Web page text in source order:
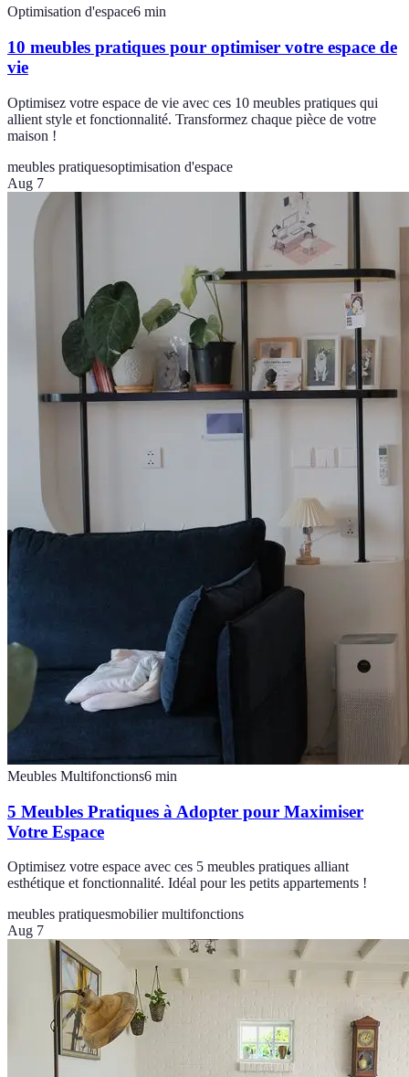
Optimisation d'espace6 min
10 meubles pratiques pour optimiser votre espace de
vie
Optimisez votre espace de vie avec ces 10 meubles pratiques qui
allient style et fonctionnalité. Transformez chaque pièce de votre
maison !
meubles pratiquesoptimisation d'espace
Aug 7
Meubles Multifonctions6 min
5 Meubles Pratiques à Adopter pour Maximiser
Votre Espace
Optimisez votre espace avec ces 5 meubles pratiques alliant
esthétique et fonctionnalité. Idéal pour les petits appartements !
meubles pratiquesmobilier multifonctions
Aug 7